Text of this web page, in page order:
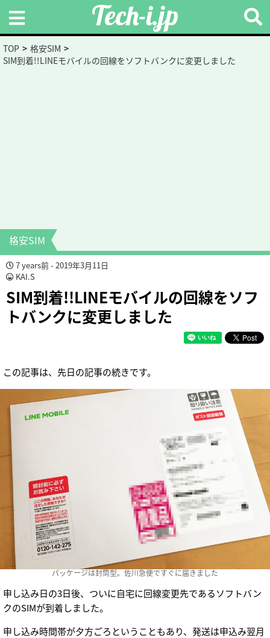
Tech-i.jp
TOP
格安SIM
SIM到着!!LINEモバイルの回線をソフトバンクに変更しました
格安SIM
7 years前 - 2019年3月11日
KAI.S
SIM到着!!LINEモバイルの回線をソフ
トバンクに変更しました
この記事は、先日の記事の続きです。
パッケージは封筒型。佐川急便ですぐに届きました
申し込み日の3日後、ついに自宅に回線変更先であるソフトバン
クのSIMが到着しました。
申し込み時間帯が夕方ごろということもあり、発送は申込み翌月